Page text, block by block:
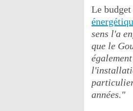
Le
sens l'a
que le
années."